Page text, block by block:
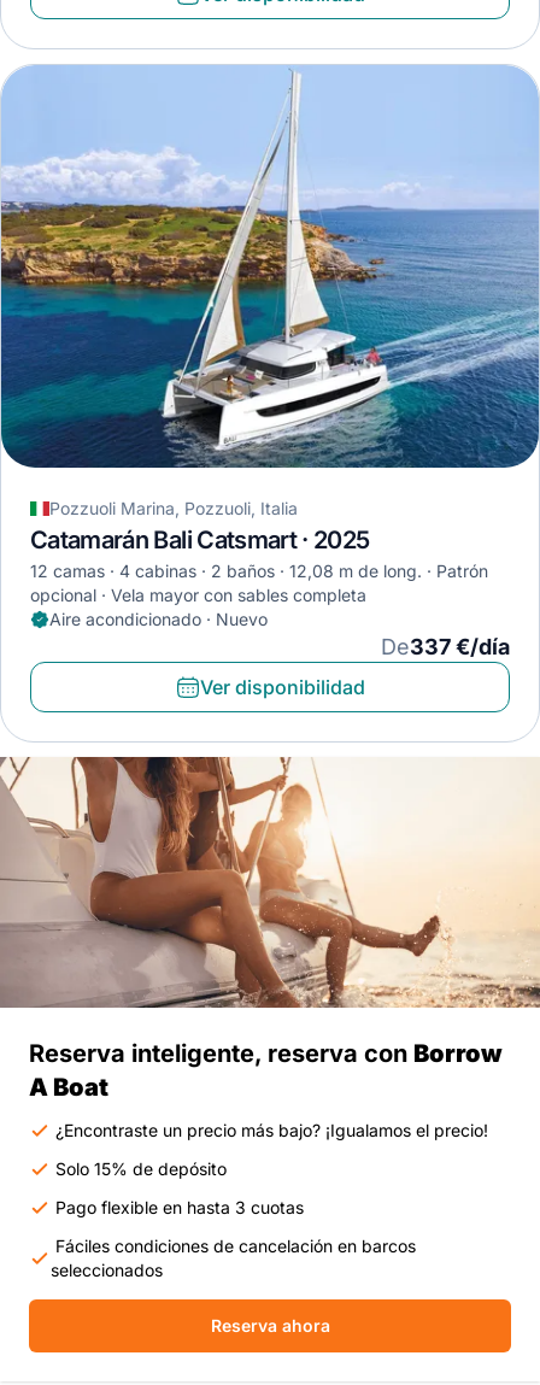
Pozzuoli Marina, Pozzuoli, Italia
Catamarán Bali Catsmart · 2025
12 camas 4 cabinas 2 baños 12,08 m de long.
Patrón
opcional
Vela mayor con sables completa
Aire acondicionado · Nuevo
De337 €/día
Ver disponibilidad
Reserva inteligente, reserva con Borrow
A Boat
¿Encontraste un precio más bajo? ¡Igualamos el precio!
Solo 15% de depósito
Pago flexible en hasta 3 cuotas
Fáciles condiciones de cancelación en barcos
seleccionados
Reserva ahora